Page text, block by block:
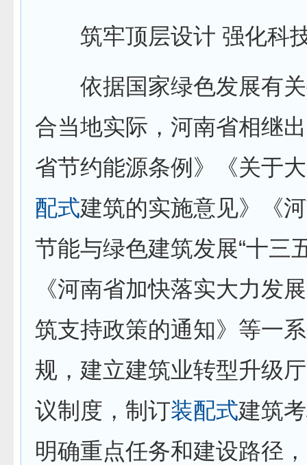
筑牢顶层设计 强化科
依据国家绿色发展有关
合当地实际，河南省相继
省节约能源条例》《关于
配式建筑的实施意见》《
节能与绿色建筑发展“十三
《河南省加快落实大力发展
筑支持政策的通知》等一
规，建立建筑业转型升级
议制度，制订装配式建筑
明确重点任务和建设路径